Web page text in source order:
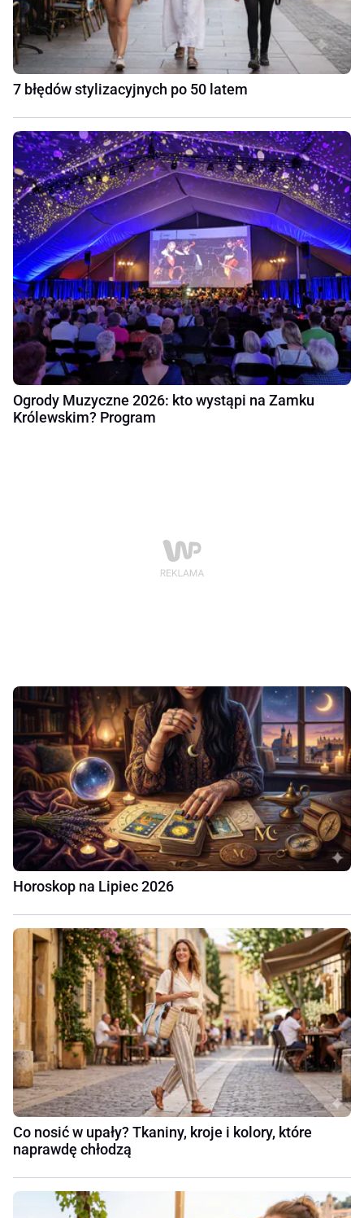
7 błędów stylizacyjnych po 50 latem
Ogrody Muzyczne 2026: kto wystąpi na Zamku
Królewskim? Program
Horoskop na Lipiec 2026
Co nosić w upały? Tkaniny, kroje i kolory, które
naprawdę chłodzą